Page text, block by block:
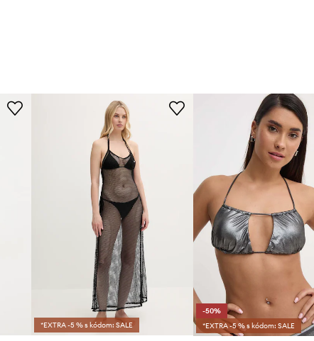
*EXTRA -5 % s kódom: SALE
-50%
*EXTRA -5 % s kódom: SALE